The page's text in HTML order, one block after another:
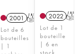
2001 T
Lot de 6
bouteilles
| 1
2022 T
Lot de 1
bouteille
| 6 en
stock